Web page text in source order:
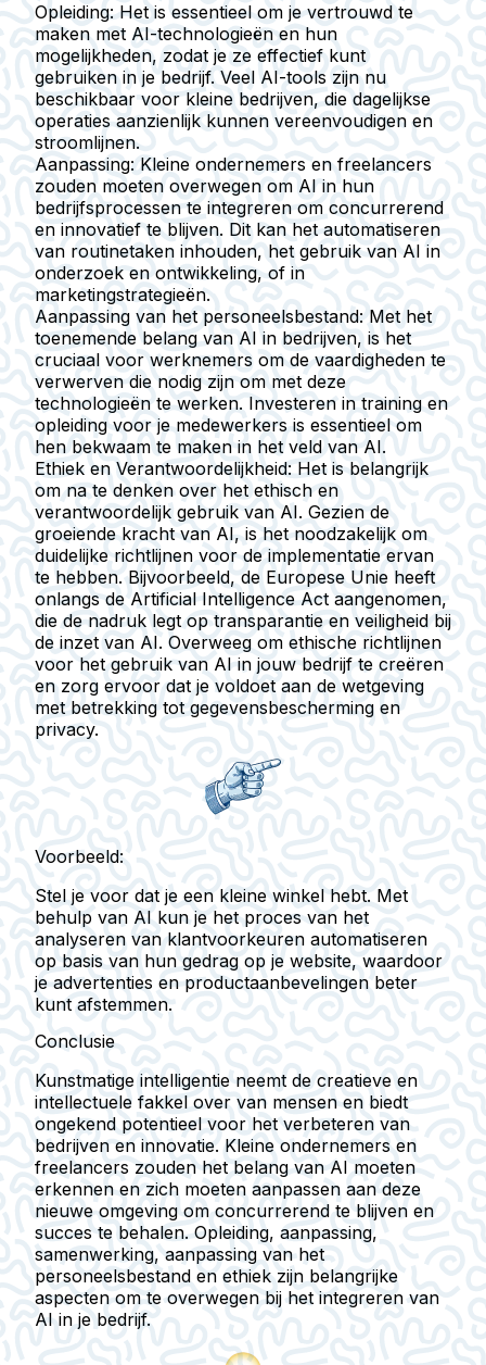
Opleiding: Het is essentieel om je vertrouwd te
maken met AI-technologieën en hun
mogelijkheden, zodat je ze effectief kunt
gebruiken in je bedrijf. Veel AI-tools zijn nu
beschikbaar voor kleine bedrijven, die dagelijkse
operaties aanzienlijk kunnen vereenvoudigen en
stroomlijnen.
Aanpassing: Kleine ondernemers en freelancers
zouden moeten overwegen om AI in hun
bedrijfsprocessen te integreren om concurrerend
en innovatief te blijven. Dit kan het automatiseren
van routinetaken inhouden, het gebruik van AI in
onderzoek en ontwikkeling, of in
marketingstrategieën.
Aanpassing van het personeelsbestand: Met het
toenemende belang van AI in bedrijven, is het
cruciaal voor werknemers om de vaardigheden te
verwerven die nodig zijn om met deze
technologieën te werken. Investeren in training en
opleiding voor je medewerkers is essentieel om
hen bekwaam te maken in het veld van AI.
Ethiek en Verantwoordelijkheid: Het is belangrijk
om na te denken over het ethisch en
verantwoordelijk gebruik van AI. Gezien de
groeiende kracht van AI, is het noodzakelijk om
duidelijke richtlijnen voor de implementatie ervan
te hebben. Bijvoorbeeld, de Europese Unie heeft
onlangs de Artificial Intelligence Act aangenomen,
die de nadruk legt op transparantie en veiligheid bij
de inzet van AI. Overweeg om ethische richtlijnen
voor het gebruik van AI in jouw bedrijf te creëren
en zorg ervoor dat je voldoet aan de wetgeving
met betrekking tot gegevensbescherming en
privacy.
Voorbeeld:
Stel je voor dat je een kleine winkel hebt. Met
behulp van AI kun je het proces van het
analyseren van klantvoorkeuren automatiseren
op basis van hun gedrag op je website, waardoor
je advertenties en productaanbevelingen beter
kunt afstemmen.
Conclusie
Kunstmatige intelligentie neemt de creatieve en
intellectuele fakkel over van mensen en biedt
ongekend potentieel voor het verbeteren van
bedrijven en innovatie. Kleine ondernemers en
freelancers zouden het belang van AI moeten
erkennen en zich moeten aanpassen aan deze
nieuwe omgeving om concurrerend te blijven en
succes te behalen. Opleiding, aanpassing,
samenwerking, aanpassing van het
personeelsbestand en ethiek zijn belangrijke
aspecten om te overwegen bij het integreren van
AI in je bedrijf.